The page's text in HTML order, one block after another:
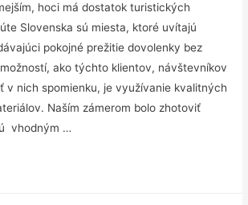
hoci má dostatok turistických
Slovenska sú miesta, ktoré uvítajú
pokojné prežitie dovolenky bez
ako týchto klientov, návštevníkov
v nich spomienku, je využívanie kvalitných
Naším zámerom bolo zhotoviť
vhodným …